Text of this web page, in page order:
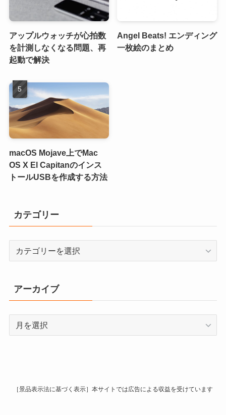
アップルウォッチが心拍数
を計測しなくなる問題、再
起動で解決
Angel Beats! エンディング
一枚絵のまとめ
macOS Mojave上でMac
OS X El Capitanのインス
トールUSBを作成する方法
カテゴリー
リ
ー
アーカイブ
［景品表示法に基づく表示］本サイトでは広告による収益を受けています